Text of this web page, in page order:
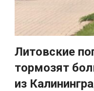
Литовские
тормозят
из